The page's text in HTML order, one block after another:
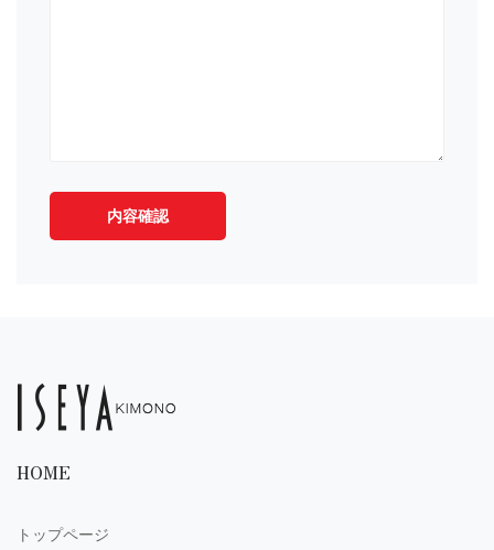
内容確認
HOME
トップページ